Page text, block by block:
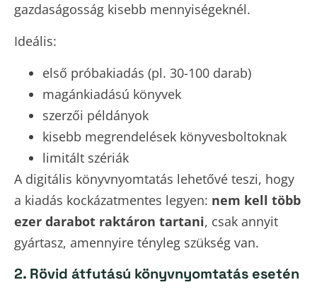
gazdaságosság kisebb mennyiségeknél.
Ideális:
első próbakiadás (pl. 30-100 darab)
magánkiadású könyvek
szerzői példányok
kisebb megrendelések könyvesboltoknak
limitált szériák
A digitális könyvnyomtatás lehetővé teszi, hogy
a kiadás kockázatmentes legyen: nem kell több
ezer darabot raktáron tartani, csak annyit
gyártasz, amennyire tényleg szükség van.
2. Rövid átfutású könyvnyomtatás esetén